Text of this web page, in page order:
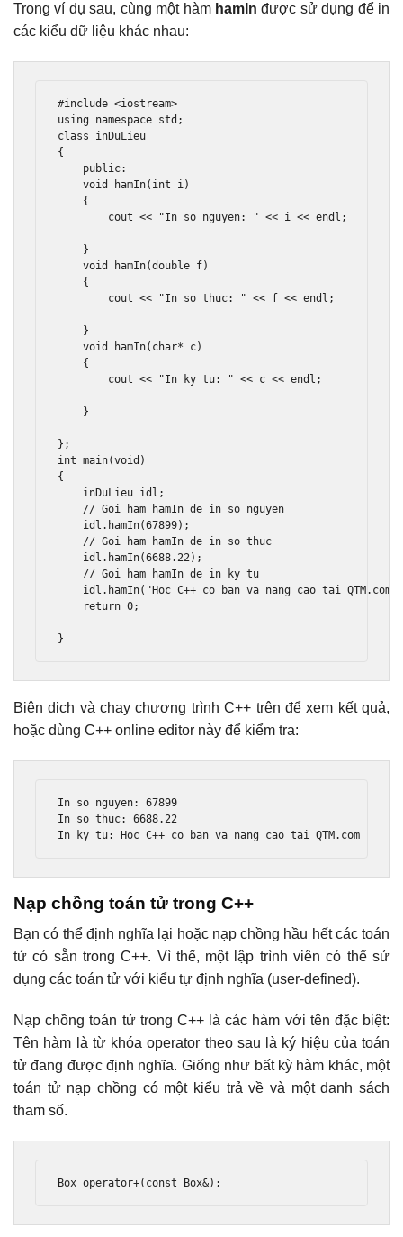
Trong ví dụ sau, cùng một hàm hamIn được sử dụng để in
các kiểu dữ liệu khác nhau:
#include <iostream>
using namespace std ;
class
{
public:
void
hamIn( int i)
{
        cout
<< "In so nguyen: " << i << endl ;
}
void
hamIn(double f)
{
        cout
<< "In so thuc: " << f << endl ;
}
void
hamIn( char* c)
{
        cout
<< "In ky tu: " << c << endl ;
}
};
int main(void )
{
    inDuLieu idl
;
// Goi ham hamIn de in so nguyen
    idl
. hamIn(67899);
// Goi ham hamIn de in so thuc
    idl
. hamIn(6688.22);
// Goi ham hamIn de in ky tu
    idl
. hamIn( "Hoc C++ co ban va nang cao tai QTM.com"
return 0;
}
Biên dịch và chạy chương trình C++ trên để xem kết quả,
hoặc dùng C++ online editor này để kiểm tra:
In so nguyen:
67899
In so thuc:
6688.22
In ky tu: Hoc C++ co ban va nang cao tai QTM. com
Nạp chồng toán tử trong C++
Bạn có thể định nghĩa lại hoặc nạp chồng hầu hết các toán
tử có sẵn trong C++. Vì thế, một lập trình viên có thể sử
dụng các toán tử với kiểu tự định nghĩa (user-defined).
Nạp chồng toán tử trong C++ là các hàm với tên đặc biệt:
Tên hàm là từ khóa operator theo sau là ký hiệu của toán
tử đang được định nghĩa. Giống như bất kỳ hàm khác, một
toán tử nạp chồng có một kiểu trả về và một danh sách
tham số.
Box operator+( const Box&);